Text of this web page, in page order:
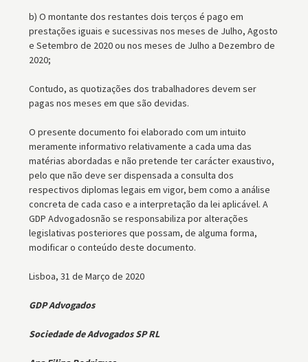
b) O montante dos restantes dois terços é pago em
prestações iguais e sucessivas nos meses de Julho, Agosto
e Setembro de 2020 ou nos meses de Julho a Dezembro de
2020;
Contudo, as quotizações dos trabalhadores devem ser
pagas nos meses em que são devidas.
O presente documento foi elaborado com um intuito
meramente informativo relativamente a cada uma das
matérias abordadas e não pretende ter carácter exaustivo,
pelo que não deve ser dispensada a consulta dos
respectivos diplomas legais em vigor, bem como a análise
concreta de cada caso e a interpretação da lei aplicável. A
GDP Advogadosnão se responsabiliza por alterações
legislativas posteriores que possam, de alguma forma,
modificar o conteúdo deste documento.
Lisboa, 31 de Março de 2020
GDP Advogados
Sociedade de Advogados SP RL